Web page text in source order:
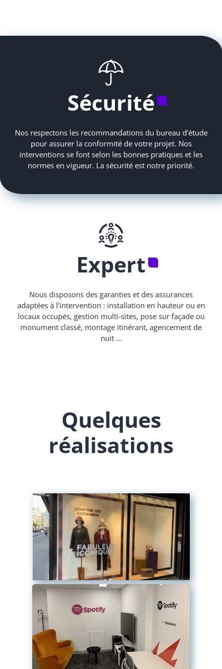
Sécurité
Nos respectons les recommandations du bureau d’étude
pour assurer la conformité de votre projet. Nos
interventions se font selon les bonnes pratiques et les
normes en vigueur. La sécurité est notre priorité.
Expert
Nous disposons des garanties et des assurances
adaptées à l'intervention : installation en hauteur ou en
locaux occupés, gestion multi-sites, pose sur façade ou
monument classé, montage itinérant, agencement de
nuit ...
Quelques
réalisations